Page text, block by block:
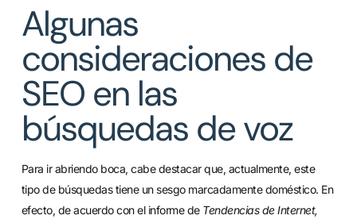
Algunas
consideraciones de
SEO en las
búsquedas de voz
Para ir abriendo boca, cabe destacar que, actualmente, este
tipo de búsquedas tiene un sesgo marcadamente doméstico. En
efecto, de acuerdo con el informe de Tendencias de Internet,